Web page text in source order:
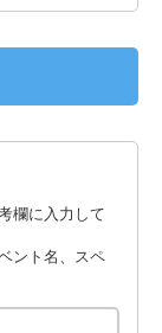
欄に入力して
ント名、スペ